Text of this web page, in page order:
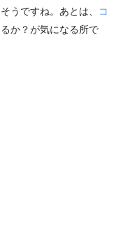
うですね。あとは、
コ
か？が気になる所で